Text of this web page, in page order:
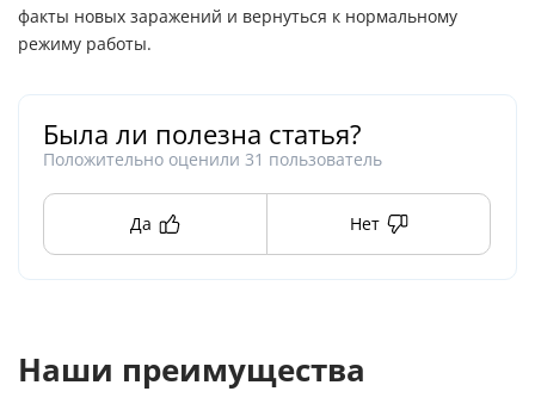
факты новых заражений и вернуться к нормальному
режиму работы.
Была ли полезна статья?
Положительно оценили 31 пользователь
Да Нет
Наши преимущества